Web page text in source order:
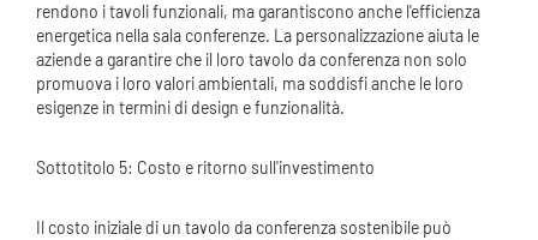
rendono i tavoli funzionali, ma garantiscono anche l'efficienza
energetica nella sala conferenze. La personalizzazione aiuta le
aziende a garantire che il loro tavolo da conferenza non solo
promuova i loro valori ambientali, ma soddisfi anche le loro
esigenze in termini di design e funzionalità.
Sottotitolo 5: Costo e ritorno sull'investimento
Il costo iniziale di un tavolo da conferenza sostenibile può